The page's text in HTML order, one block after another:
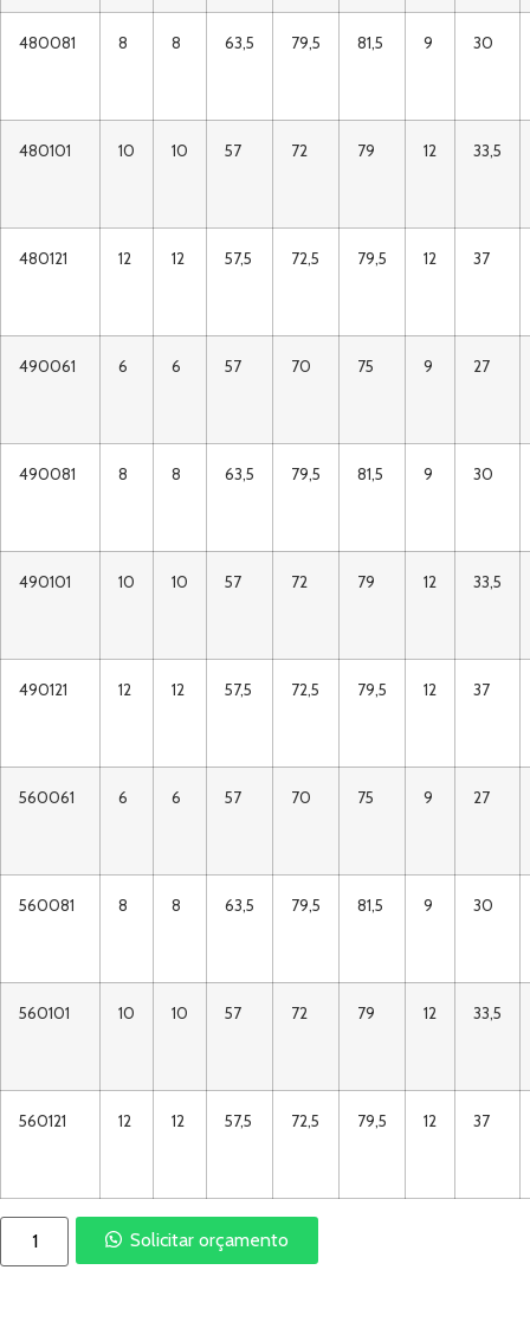
480081 8 8 63,5 79,5 81,5 9 30
480101 10 10 57 72 79 12 33,5
480121 12 12 57,5 72,5 79,5 12 37
490061 6 6 57 70 75 9 27
490081 8 8 63,5 79,5 81,5 9 30
490101 10 10 57 72 79 12 33,5
490121 12 12 57,5 72,5 79,5 12 37
560061 6 6 57 70 75 9 27
560081 8 8 63,5 79,5 81,5 9 30
560101 10 10 57 72 79 12 33,5
560121 12 12 57,5 72,5 79,5 12 37
Solicitar orçamento